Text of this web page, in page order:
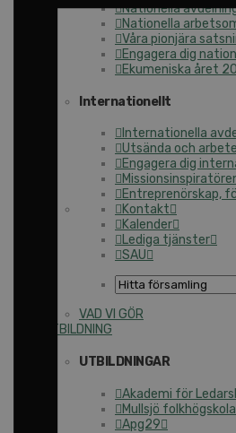
Nationella
Nationella
Våra pionjära
Engagera dig
Ekumeniska året
Internationellt
Internationella
Utsända och
Engagera dig
Entreprenörskap,
Kontakt
Kalender
Lediga tjänster
SAU
VAD VI GÖR
UTBILDNING
UTBILDNINGAR
Akademi för
Mullsjö folkhögskola
Apg29